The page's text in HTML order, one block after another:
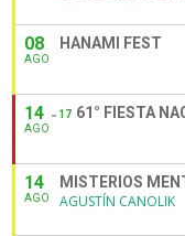
08
AGO
HANAMI FEST
14
AGO
17 61° FIESTA
14
AGO
MISTERIOS
AGUSTÍN CANOLIK